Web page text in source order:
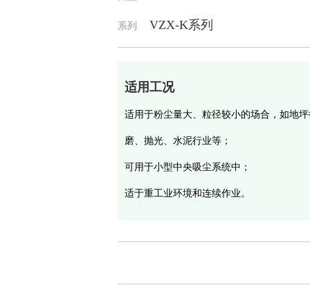
系列 VZX-K系列
适用工况
适用于粉尘量大、粒径较小的场合，如地
磨、抛光、水泥行业等；
可用于小型中央吸尘系统中；
适于重工业环境和连续作业。